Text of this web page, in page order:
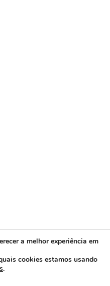
DF
a melhor experiência em
cookies estamos usando
.